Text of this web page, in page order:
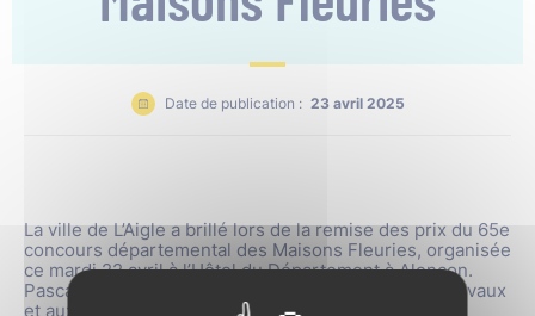
Date de publication : 23 avril 2025
La ville de L’Aigle a brillé lors de la remise des prix du 65e
concours départemental des Maisons Fleuries, organisée
ce mardi 22 avril à l’Hôtel du Département à Alençon.
Pascal Samson, conseiller municipal délégué aux travaux
et aux services techniques, était présent pour